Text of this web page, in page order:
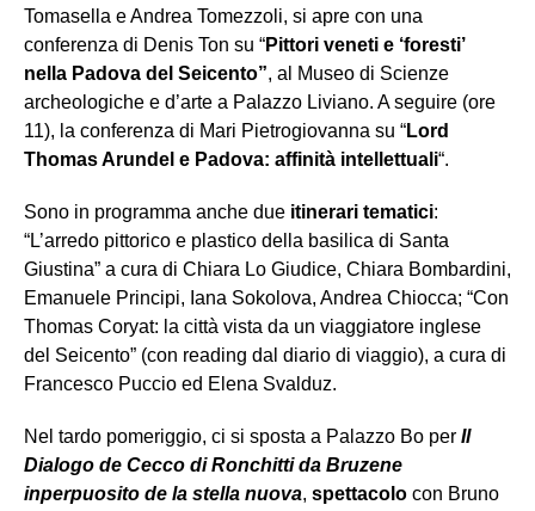
Tomasella e Andrea Tomezzoli, si apre con una
conferenza di Denis Ton su “Pittori veneti e ‘foresti’
nella Padova del Seicento”, al Museo di Scienze
archeologiche e d’arte a Palazzo Liviano. A seguire (ore
11), la conferenza di Mari Pietrogiovanna su “Lord
Thomas Arundel e Padova: affinità intellettuali“.
Sono in programma anche due itinerari tematici:
“L’arredo pittorico e plastico della basilica di Santa
Giustina” a cura di Chiara Lo Giudice, Chiara Bombardini,
Emanuele Principi, Iana Sokolova, Andrea Chiocca; “Con
Thomas Coryat: la città vista da un viaggiatore inglese
del Seicento” (con reading dal diario di viaggio), a cura di
Francesco Puccio ed Elena Svalduz.
Nel tardo pomeriggio, ci si sposta a Palazzo Bo per Il
Dialogo de Cecco di Ronchitti da Bruzene
inperpuosito de la stella nuova, spettacolo con Bruno